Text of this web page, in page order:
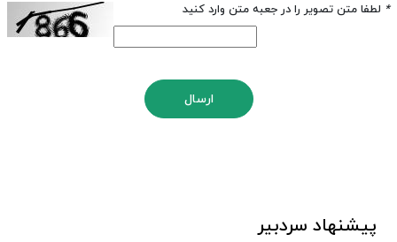
* لطفا متن تصویر را در جعبه متن وارد کنید
ارسال
پیشنهاد سردبیر